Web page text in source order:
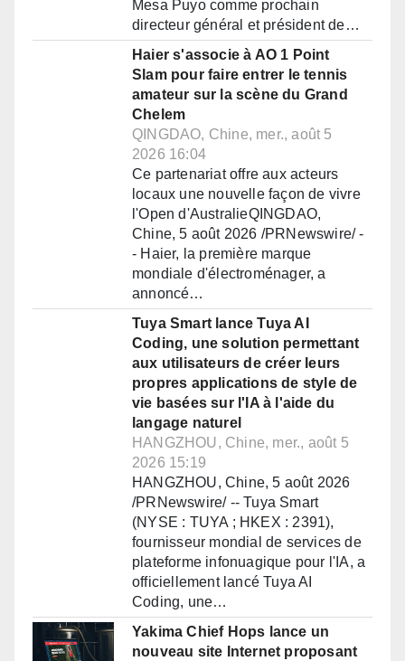
Mesa Puyo comme prochain
directeur général et président de…
Haier s'associe à AO 1 Point
Slam pour faire entrer le tennis
amateur sur la scène du Grand
Chelem
QINGDAO, Chine, mer., août 5
2026 16:04
Ce partenariat offre aux acteurs
locaux une nouvelle façon de vivre
l'Open d'AustralieQINGDAO,
Chine, 5 août 2026 /PRNewswire/ -
- Haier, la première marque
mondiale d'électroménager, a
annoncé…
Tuya Smart lance Tuya AI
Coding, une solution permettant
aux utilisateurs de créer leurs
propres applications de style de
vie basées sur l'IA à l'aide du
langage naturel
HANGZHOU, Chine, mer., août 5
2026 15:19
HANGZHOU, Chine, 5 août 2026
/PRNewswire/ -- Tuya Smart
(NYSE : TUYA ; HKEX : 2391),
fournisseur mondial de services de
plateforme infonuagique pour l'IA, a
officiellement lancé Tuya AI
Coding, une…
Yakima Chief Hops lance un
nouveau site Internet proposant